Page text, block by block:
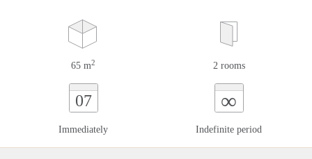
65 m2 2 rooms
07
Immediately
∞
Indefinite period